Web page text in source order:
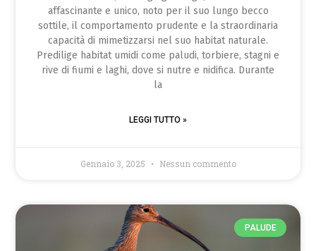
affascinante e unico, noto per il suo lungo becco
sottile, il comportamento prudente e la straordinaria
capacità di mimetizzarsi nel suo habitat naturale.
Predilige habitat umidi come paludi, torbiere, stagni e
rive di fiumi e laghi, dove si nutre e nidifica. Durante
la
LEGGI TUTTO »
Gennaio 3, 2025 Nessun commento
PALUDE